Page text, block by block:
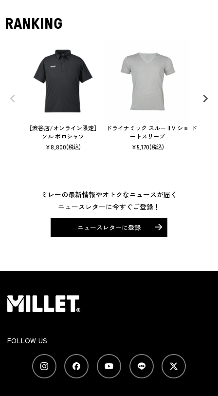
RANKING
［渋谷店/オンライン限定］
ソル ポロシャツ
¥8,800(税込)
ドライナミック スルー II V ショ
ートスリーブ
¥5,170(税込)
ドライナ
ミレーの最新情報やオトクなニュースが届く
ニュースレターに今すぐご登録！
ニュースレターに登録
FOLLOW US